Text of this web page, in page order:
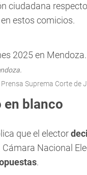
ciudadana
estos comicios.
Suprema Corte de
en blanco
que el elector
Cámara Nacional
.